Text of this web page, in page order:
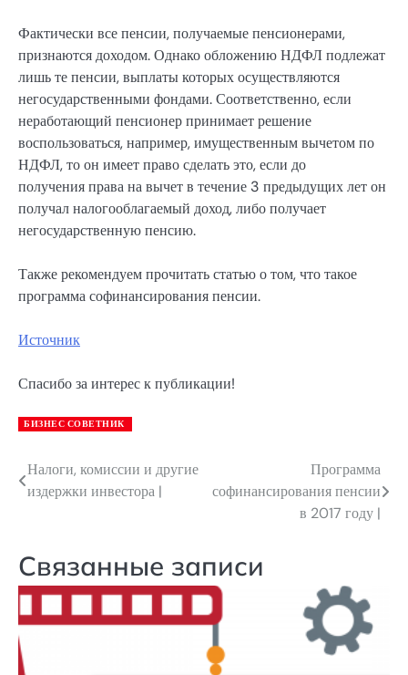
Фактически все пенсии, получаемые пенсионерами,
признаются доходом. Однако обложению НДФЛ подлежат
лишь те пенсии, выплаты которых осуществляются
негосударственными фондами. Соответственно, если
неработающий пенсионер принимает решение
воспользоваться, например, имущественным вычетом по
НДФЛ, то он имеет право сделать это, если до
получения права на вычет в течение 3 предыдущих лет он
получал налогооблагаемый доход, либо получает
негосударственную пенсию.
Также рекомендуем прочитать статью о том, что такое
программа софинансирования пенсии.
Источник
Спасибо за интерес к публикации!
БИЗНЕС СОВЕТНИК
Навигация
по
Налоги, комиссии и другие
издержки инвестора |
Программа
софинансирования пенсии
в 2017 году |
Связанные записи